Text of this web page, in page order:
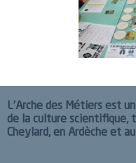
L’Arche des Métiers est
de la culture scientifique,
Cheylard, en Ardèche et